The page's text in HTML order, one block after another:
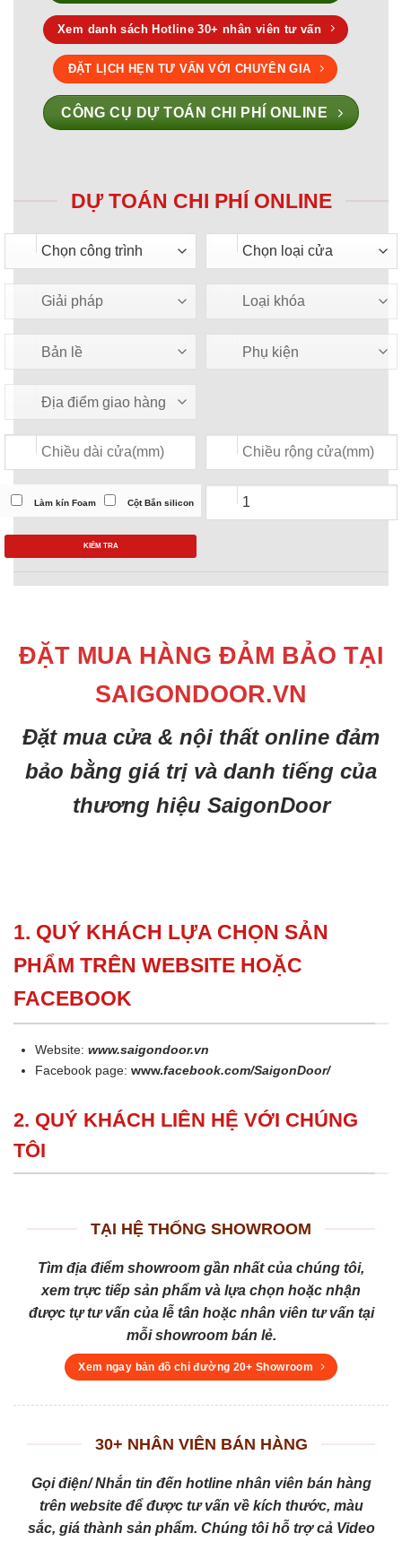
Xem danh sách Hotline 30+ nhân viên tư vấn
ĐẶT LỊCH HẸN TƯ VẤN VỚI CHUYÊN GIA
CÔNG CỤ DỰ TOÁN CHI PHÍ ONLINE
DỰ TOÁN CHI PHÍ ONLINE
Làm kín Foam Cột Bắn silicon
KIỂM TRA
ĐẶT MUA HÀNG ĐẢM BẢO TẠI
SAIGONDOOR.VN
Đặt mua cửa & nội thất online đảm
bảo bằng giá trị và danh tiếng của
thương hiệu SaigonDoor
1. QUÝ KHÁCH LỰA CHỌN SẢN
PHẨM TRÊN WEBSITE HOẶC
FACEBOOK
Website:www.saigondoor.vn
Facebook page:www.facebook.com/SaigonDoor/
2. QUÝ KHÁCH LIÊN HỆ VỚI CHÚNG
TÔI
TẠI HỆ THỐNG SHOWROOM
Tìm địa điểm showroom gần nhất của chúng tôi,
xem trực tiếp sản phẩm và lựa chọn hoặc nhận
được tự tư vấn của lễ tân hoặc nhân viên tư vấn tại
mỗi showroom bán lẻ.
Xem ngay bản đồ chỉ đường 20+ Showroom
30+ NHÂN VIÊN BÁN HÀNG
Gọi điện/ Nhắn tin đến hotline nhân viên bán hàng
trên website để được tư vấn về kích thước, màu
sắc, giá thành sản phẩm. Chúng tôi hỗ trợ cả Video